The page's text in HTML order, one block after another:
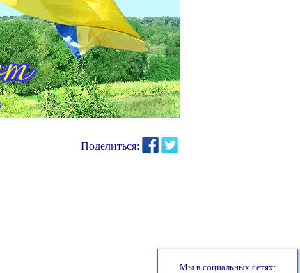
Поделиться:
Мы в социальных сетях: